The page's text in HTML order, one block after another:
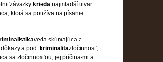
krieda najmladší útvar
ktorá sa používa na písanie
veda skúmajúca a
a pod. kriminalitazločinnosť,
sa zločinnosťou, jej príčina-mi a